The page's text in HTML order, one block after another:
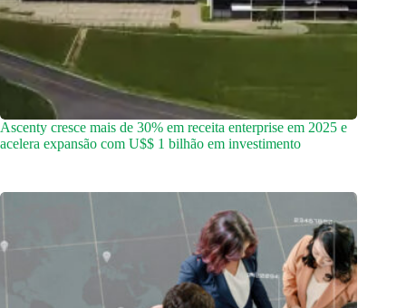
Ascenty cresce mais de 30% em receita enterprise em 2025 e
acelera expansão com U$$ 1 bilhão em investimento